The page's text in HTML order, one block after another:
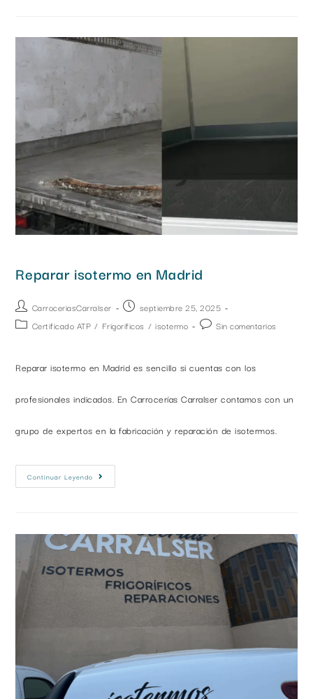
Reparar isotermo en Madrid
CarroceriasCarralser
septiembre 25, 2025
Certificado ATP / Frigoríficos / isotermo Sin comentarios
Reparar isotermo en Madrid es sencillo si cuentas con los
profesionales indicados. En Carrocerías Carralser contamos con un
grupo de expertos en la fabricación y reparación de isotermos.
Continuar Leyendo